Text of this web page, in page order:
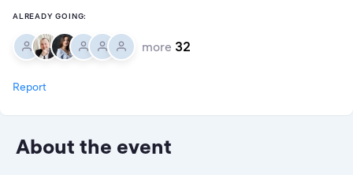
ALREADY GOING:
more 32
Report
About the event